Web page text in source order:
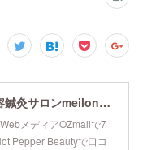
【公式】恵比寿の美容鍼灸サロンmeilong｜ツボを押さえた針・お灸の治療で美容と健康を叶えます
メディアOZmallで7
Pepper Beautyで口コ